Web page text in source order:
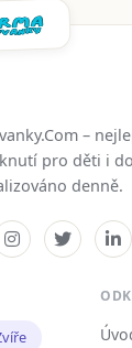
–
pro děti i
denně.